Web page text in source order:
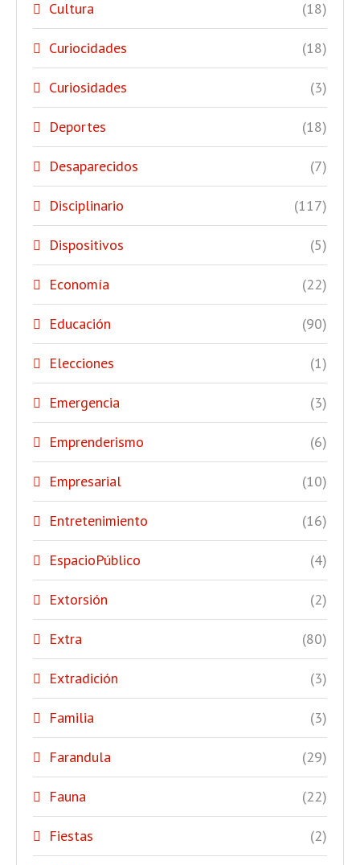
Cultura (18)
Curiocidades (18)
Curiosidades (3)
Deportes (18)
Desaparecidos (7)
Disciplinario (117)
Dispositivos (5)
Economía (22)
Educación (90)
Elecciones (1)
Emergencia (3)
Emprenderismo (6)
Empresarial (10)
Entretenimiento (16)
EspacioPúblico (4)
Extorsión (2)
Extra (80)
Extradición (3)
Familia (3)
Farandula (29)
Fauna (22)
Fiestas (2)